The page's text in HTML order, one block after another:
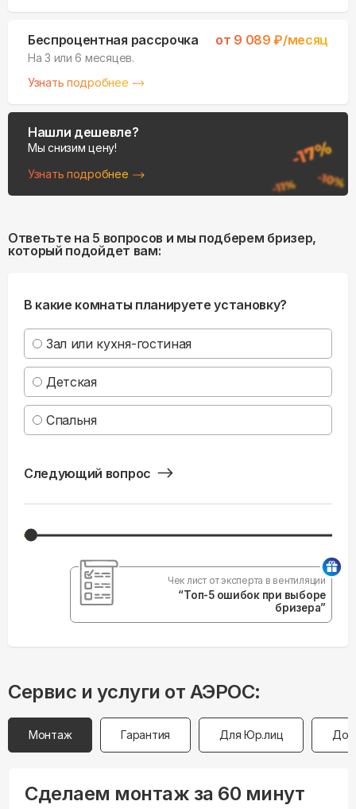
Беспроцентная рассрочка от 9 089 ₽/месяц
На 3 или 6 месяцев.
Узнать подробнее
Нашли дешевле?
Мы снизим цену!
Узнать подробнее
Ответьте на 5 вопросов и мы подберем бризер,
который подойдет вам:
В какие комнаты планируете установку?
Зал или кухня-гостиная
Детская
Спальня
Следующий вопрос
Чек лист от эксперта в вентиляции
“Топ-5 ошибок при выборе
бризера”
Сервис и услуги от АЭРОС:
Монтаж Гарантия Для Юр.лиц
Сделаем монтаж за 60 минут